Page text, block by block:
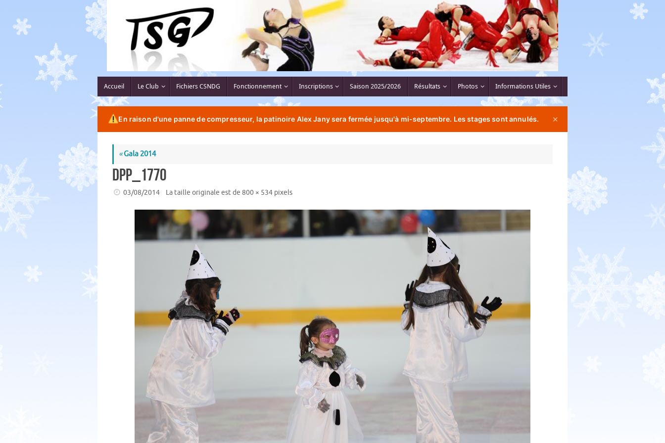
contenu
contenu
Accueil Le Club Fichiers CSNDG Fonctionnement Inscriptions Saison 2025/2026 Résultats Photos Informations Utiles
En raison d'une panne de compresseur, la patinoire Alex Jany sera fermée jusqu'à mi-septembre. Les stages sont annulés. ✕
«Gala 2014
DPP_1770
03/08/2014 La taille originale est de800 × 534 pixels